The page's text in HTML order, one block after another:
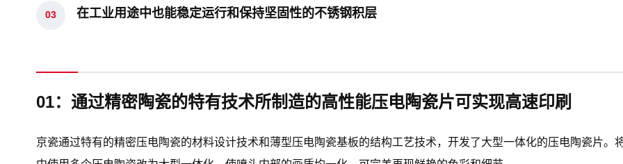
在工业用途中也能稳定运行和保持坚固性的不锈钢积层
01： 通过精密陶瓷的特有技术所制造的高性能压电陶瓷片可实现高速印刷
京瓷通过特有的精密压电陶瓷的材料设计技术和薄型压电陶瓷基板的结构工艺技术，开发了大型一体化的压电陶瓷片。